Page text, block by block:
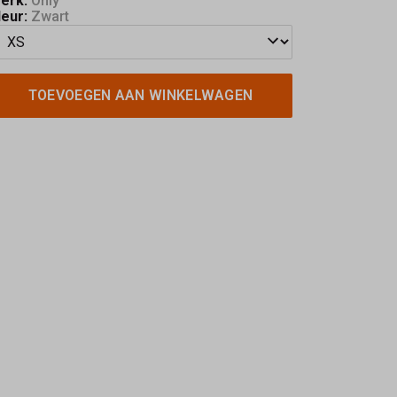
Zwart
TOEVOEGEN AAN WINKELWAGEN